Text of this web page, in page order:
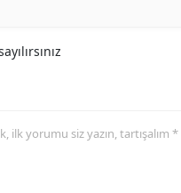
ilk yorumu siz yazın, tartışalım *